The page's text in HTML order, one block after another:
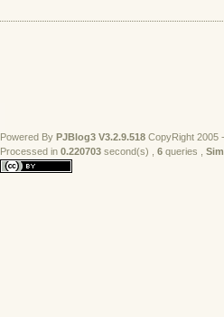
Powered By PJBlog3 V3.2.9.518 CopyRight 2005
Processed in 0.220703 second(s) , 6 queries ,